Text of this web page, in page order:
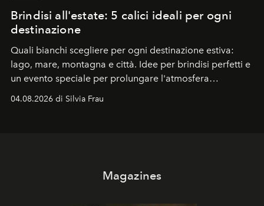
Brindisi all'estate: 5 calici ideali per ogni
destinazione
Quali bianchi scegliere per ogni destinazione estiva:
lago, mare, montagna e città. Idee per brindisi perfetti e
un evento speciale per prolungare l'atmosfera
04.08.2026 di Silvia Frau
Magazines